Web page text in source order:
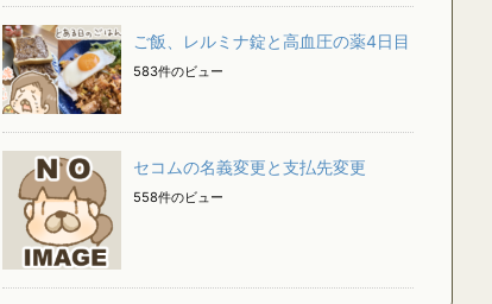
ご飯、レルミナ錠と高血圧の薬4日目
583件のビュー
セコムの名義変更と支払先変更
558件のビュー